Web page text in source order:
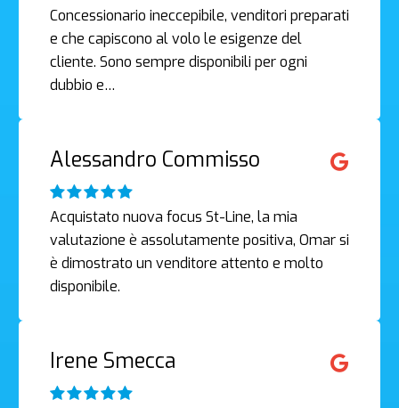
Concessionario ineccepibile, venditori preparati
e che capiscono al volo le esigenze del
cliente. Sono sempre disponibili per ogni
dubbio e…
Alessandro Commisso
Acquistato nuova focus St-Line, la mia
valutazione è assolutamente positiva, Omar si
è dimostrato un venditore attento e molto
disponibile.
Irene Smecca